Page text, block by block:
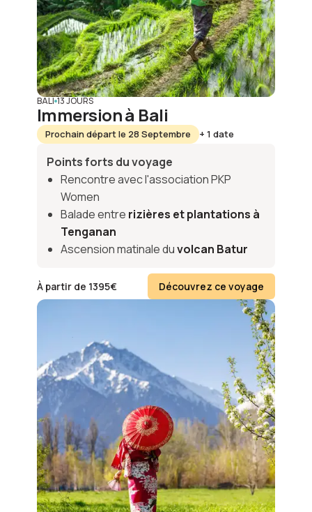
BALI 13 JOURS
Immersion à Bali
Prochain départ le 28 Septembre + 1 date
Points forts du voyage
Rencontre avec l'association PKP
Women
Balade entre rizières et plantations à
Tenganan
Ascension matinale duvolcan Batur
À partir de 1395€ Découvrez ce voyage